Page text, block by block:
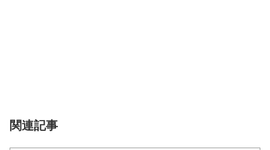
関連記事